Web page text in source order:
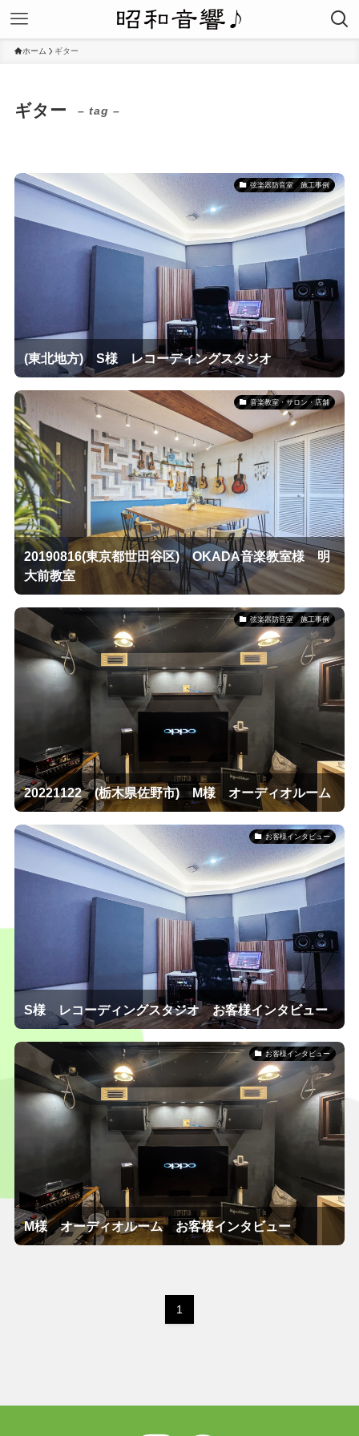
ホーム ギター
ギター – tag –
弦楽器防音室 施工事例
(東北地方) S様 レコーディングスタジオ
音楽教室・サロン・店舗
20190816(東京都世田谷区) OKADA音楽教室様 明
大前教室
弦楽器防音室 施工事例
20221122 (栃木県佐野市) M様 オーディオルーム
お客様インタビュー
S様 レコーディングスタジオ お客様インタビュー
お客様インタビュー
M様 オーディオルーム お客様インタビュー
1